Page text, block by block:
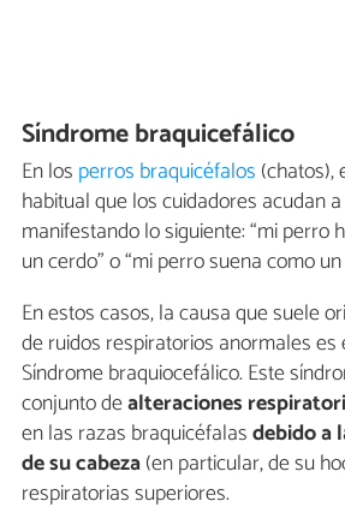
Síndrome braquicefálico
En los perros braquicéfalos (chatos),
habitual que los cuidadores acudan
manifestando lo siguiente: “mi perro
un cerdo” o “mi perro suena como
En estos casos, la causa que suele
de ruidos respiratorios anormales es
Síndrome braquiocefálico. Este
conjunto dealteraciones
en las razas braquicéfalasdebido a
de su cabeza(en particular, de su
respiratorias superiores.